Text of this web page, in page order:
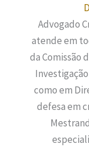
Advogado
atende em
da Comissão
como em
defesa em